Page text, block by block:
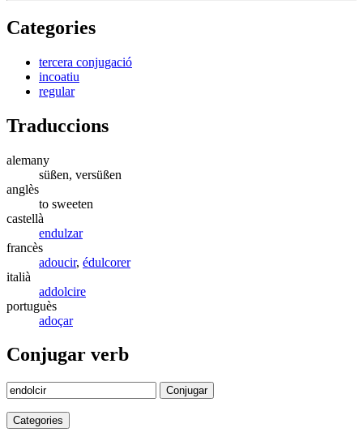
Categories
tercera conjugació
incoatiu
regular
Traduccions
alemany
süßen, versüßen
anglès
to sweeten
castellà
endulzar
francès
adoucir, édulcorer
italià
addolcire
portuguès
adoçar
Conjugar verb
Conjugar
Categories